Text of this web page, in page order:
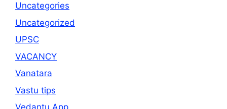
Uncategories
Uncategorized
UPSC
VACANCY
Vanatara
Vastu tips